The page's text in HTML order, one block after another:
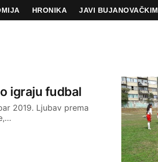
HRONIKA JAVI BUJANOVAČKIM
igraju fudbal
2019. Ljubav prema